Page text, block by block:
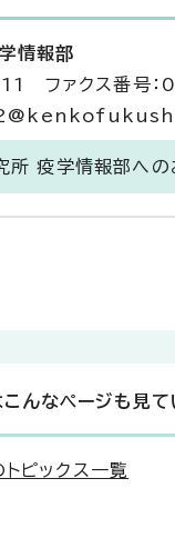
情報部
ファクス番号
所 疫学情報部への
んなページも見て
ピックス一覧